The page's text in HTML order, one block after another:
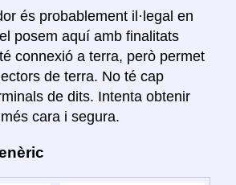
és probablement il·legal en
posem aquí amb finalitats
connexió a terra, però permet
de terra. No té cap
de dits. Intenta obtenir
cara i segura.